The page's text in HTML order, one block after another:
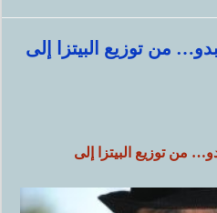
من توزيع البيتزا إلى
من توزيع البيتزا إلى